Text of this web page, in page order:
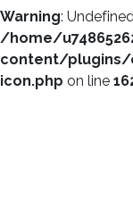
Warning:
/home/
content/plugins/
icon.php on line